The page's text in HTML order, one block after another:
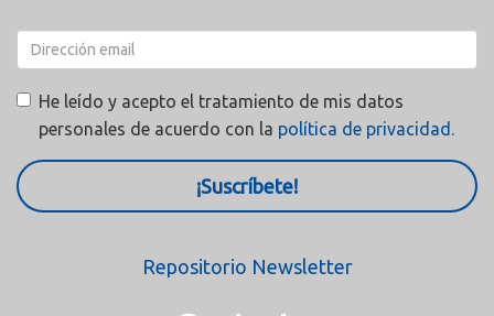
He leído y acepto el tratamiento de mis datos
personales de acuerdo con la política de privacidad.
¡Suscríbete!
Repositorio Newsletter